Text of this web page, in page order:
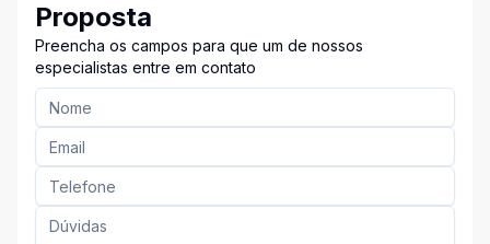
Proposta
Preencha os campos para que um de nossos
especialistas entre em contato